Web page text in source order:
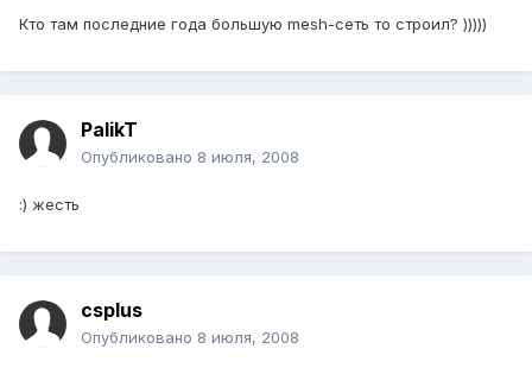
Кто там последние года большую mesh-сеть то строил? )))))
PalikT
Опубликовано 8 июля, 2008
:) жесть
csplus
Опубликовано 8 июля, 2008